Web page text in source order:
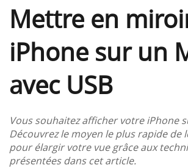
Déverrouillage & Récupération
Transfert
Multimédia
Utilitaires
Solutions
Mettre en
iPhone sur un
avec USB
Vous souhaitez afficher votre iPhone
Découvrez le moyen le plus rapide de
pour élargir votre vue grâce aux
présentées dans cet article.